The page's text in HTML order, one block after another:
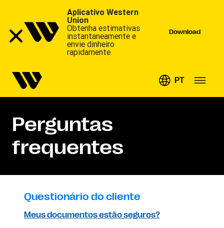
Aplicativo Western
Union
Obtenha estimativas
instantaneamente e
envie dinheiro
rapidamente.
Download
PT
Perguntas
frequentes
Questionário do cliente
Meus documentos estão seguros?